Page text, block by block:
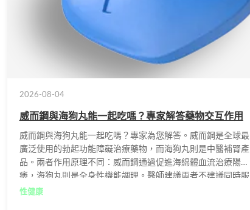
2026-08-04
威而鋼與海狗丸能一起吃嗎？專家解答藥物交互作用
威而鋼與海狗丸能一起吃嗎？專家為您解答。威而鋼是全球最
廣泛使用的勃起功能障礙治療藥物，而海狗丸則是中醫補腎產
品。兩者作用原理不同：威而鋼通過促進海綿體血流治療陽
痿，海狗丸則是全身性機能調理。醫師建議兩者不建議同時服
用，以免產生不良反應或相互抵銷效果。
性健康